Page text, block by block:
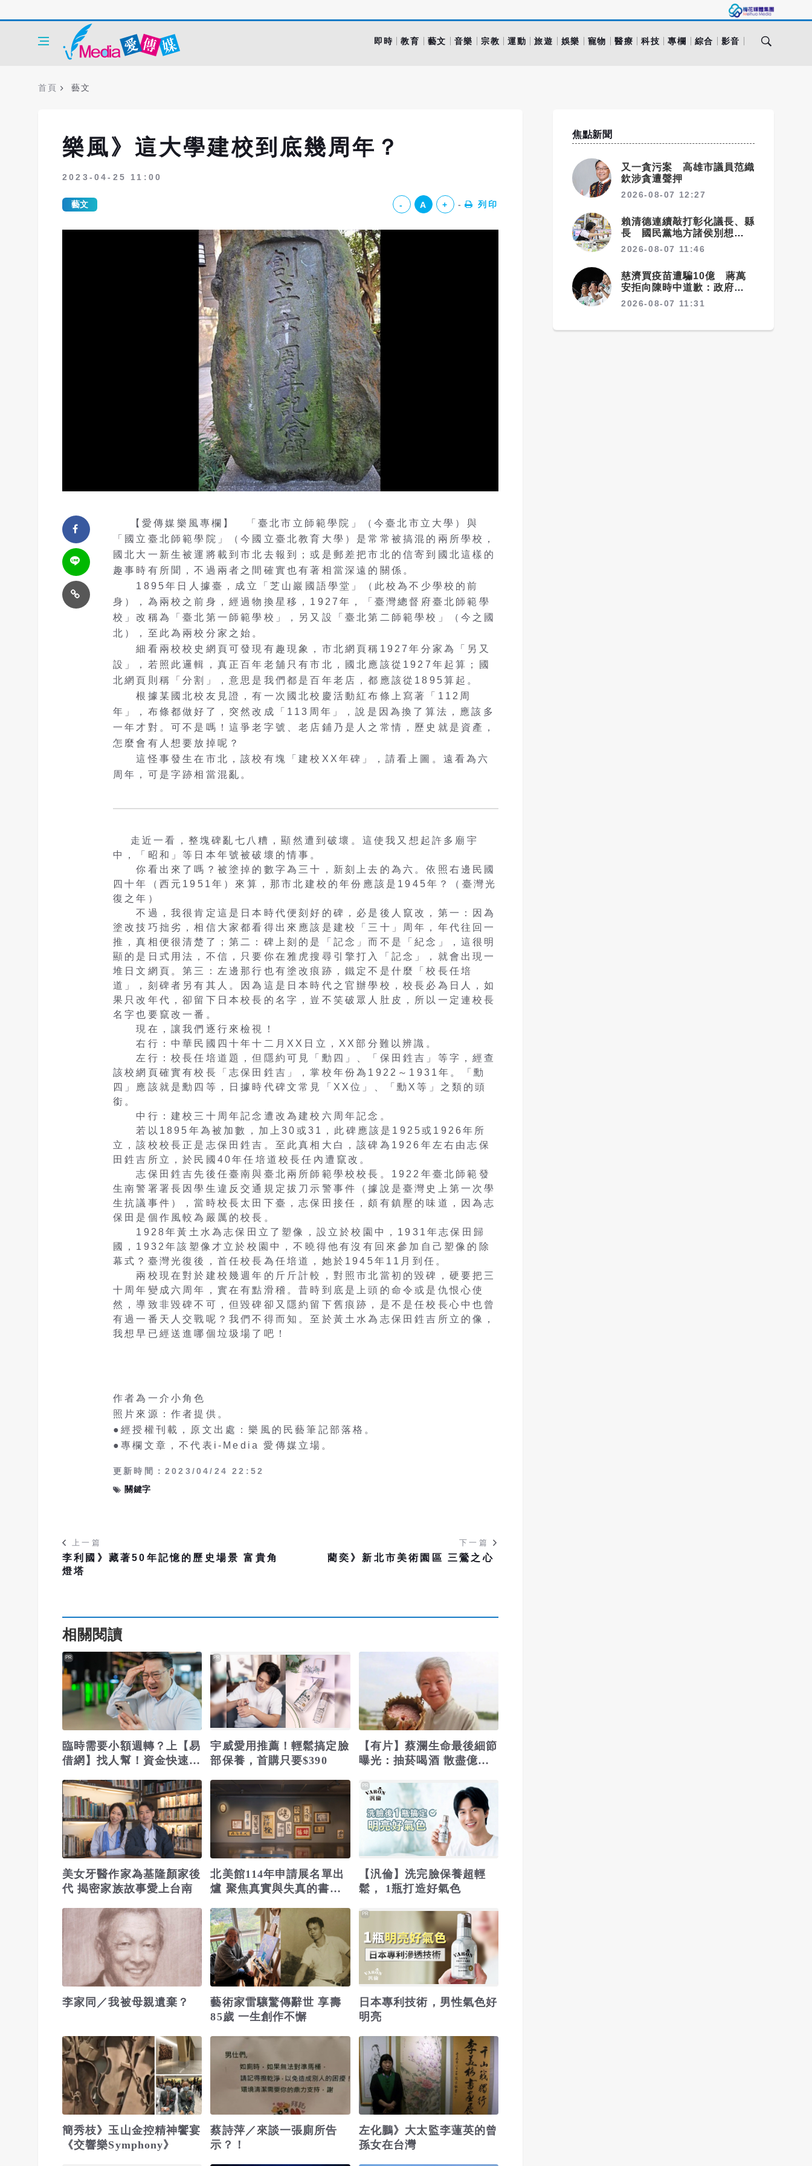
即時 教育 藝文 音樂 宗教 運動 旅遊 娛樂 寵物 醫療 科技 專欄 綜合 影音
首頁 藝文
樂風》這大學建校到底幾周年？
2023-04-25 11:00
藝文 - A + 列印
【愛傳媒樂風專欄】 「臺北市立師範學院」（今臺北市立大學）與
「國立臺北師範學院」（今國立臺北教育大學）是常常被搞混的兩所學校，
國北大一新生被運將載到市北去報到；或是郵差把市北的信寄到國北這樣的
趣事時有所聞，不過兩者之間確實也有著相當深遠的關係。
1895年日人據臺，成立「芝山巖國語學堂」（此校為不少學校的前
身），為兩校之前身，經過物換星移，1927年，「臺灣總督府臺北師範學
校」改稱為「臺北第一師範學校」，另又設「臺北第二師範學校」（今之國
北），至此為兩校分家之始。
細看兩校校史網頁可發現有趣現象，市北網頁稱1927年分家為「另又
設」，若照此邏輯，真正百年老舖只有市北，國北應該從1927年起算；國
北網頁則稱「分割」，意思是我們都是百年老店，都應該從1895算起。
根據某國北校友見證，有一次國北校慶活動紅布條上寫著「112周
年」，布條都做好了，突然改成「113周年」，說是因為換了算法，應該多
一年才對。可不是嗎！這爭老字號、老店鋪乃是人之常情，歷史就是資產，
怎麼會有人想要放掉呢？
這怪事發生在市北，該校有塊「建校XX年碑」，請看上圖。遠看為六
周年，可是字跡相當混亂。
走近一看，整塊碑亂七八糟，顯然遭到破壞。這使我又想起許多廟宇
中，「昭和」等日本年號被破壞的情事。
你看出來了嗎？被塗掉的數字為三十，新刻上去的為六。依照右邊民國
四十年（西元1951年）來算，那市北建校的年份應該是1945年？（臺灣光
復之年）
不過，我很肯定這是日本時代便刻好的碑，必是後人竄改，第一：因為
塗改技巧拙劣，相信大家都看得出來應該是建校「三十」周年，年代往回一
推，真相便很清楚了；第二：碑上刻的是「記念」而不是「紀念」，這很明
顯的是日式用法，不信，只要你在雅虎搜尋引擎打入「記念」，就會出現一
堆日文網頁。第三：左邊那行也有塗改痕跡，鐵定不是什麼「校長任培
道」，刻碑者另有其人。因為這是日本時代之官辦學校，校長必為日人，如
果只改年代，卻留下日本校長的名字，豈不笑破眾人肚皮，所以一定連校長
名字也要竄改一番。
現在，讓我們逐行來檢視！
右行：中華民國四十年十二月XX日立，XX部分難以辨識。
左行：校長任培道題，但隱約可見「勳四」、「保田鉎吉」等字，經查
該校網頁確實有校長「志保田鉎吉」，掌校年份為1922～1931年。「勳
四」應該就是勳四等，日據時代碑文常見「XX位」、「勳X等」之類的頭
銜。
中行：建校三十周年記念遭改為建校六周年記念。
若以1895年為被加數，加上30或31，此碑應該是1925或1926年所
立，該校校長正是志保田鉎吉。至此真相大白，該碑為1926年左右由志保
田鉎吉所立，於民國40年任培道校長任內遭竄改。
志保田鉎吉先後任臺南與臺北兩所師範學校校長。1922年臺北師範發
生南警署署長因學生違反交通規定拔刀示警事件（據說是臺灣史上第一次學
生抗議事件），當時校長太田下臺，志保田接任，頗有鎮壓的味道，因為志
保田是個作風較為嚴厲的校長。
1928年黃土水為志保田立了塑像，設立於校園中，1931年志保田歸
國，1932年該塑像才立於校園中，不曉得他有沒有回來參加自己塑像的除
幕式？臺灣光復後，首任校長為任培道，她於1945年11月到任。
兩校現在對於建校幾週年的斤斤計較，對照市北當初的毀碑，硬要把三
十周年變成六周年，實在有點滑稽。昔時到底是上頭的命令或是仇恨心使
然，導致非毀碑不可，但毀碑卻又隱約留下舊痕跡，是不是任校長心中也曾
有過一番天人交戰呢？我們不得而知。至於黃土水為志保田鉎吉所立的像，
我想早已經送進哪個垃圾場了吧！
作者為一介小角色
照片來源：作者提供。
●經授權刊載，原文出處：樂風的民藝筆記部落格。
●專欄文章，不代表i-Media 愛傳媒立場。
更新時間：2023/04/24 22:52
關鍵字
上一篇
李利國》藏著50年記憶的歷史場景 富貴角
燈塔
下一篇
藺奕》新北市美術園區 三鶯之心
相關閱讀
臨時需要小額週轉？上【易
借網】找人幫！資金快速到
PR
宇威愛用推薦！輕鬆搞定臉
部保養，首購只要$390
PR
【有片】蔡瀾生命最後細節
曝光：抽菸喝酒 散盡億萬
美女牙醫作家為基隆顏家後
代 揭密家族故事愛上台南
北美館114年申請展名單出
爐 聚焦真實與失真的書寫
【汎倫】洗完臉保養超輕
鬆， 1瓶打造好氣色
PR
李家同／我被母親遺棄？
藝術家雷驤驚傳辭世 享壽
85歲 一生創作不懈
日本專利技術，男性氣色好
明亮
PR
簡秀枝》玉山金控精神饗宴
《交響樂Symphony》
蔡詩萍／來談一張廁所告
示？！
左化鵬》大太監李蓮英的曾
孫女在台灣
焦點新聞
又一貪污案 高雄市議員范織
欽涉貪遭聲押
2026-08-07 12:27
賴清德連續敲打彰化議長、縣
長 國民黨地方諸侯別想獨善
其身
2026-08-07 11:46
慈濟買疫苗遭騙10億 蔣萬
安拒向陳時中道歉：政府若採
購足夠疫苗不需民間出力
2026-08-07 11:31